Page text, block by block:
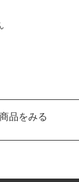
品をみる